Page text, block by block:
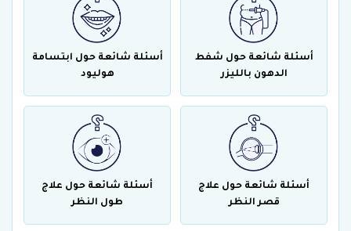
أسئلة شائعة حول شفط
الدهون بالليزر
أسئلة شائعة حول ابتسامة
هوليود
أسئلة شائعة حول علاج
قصر النظر
أسئلة شائعة حول علاج
طول النظر